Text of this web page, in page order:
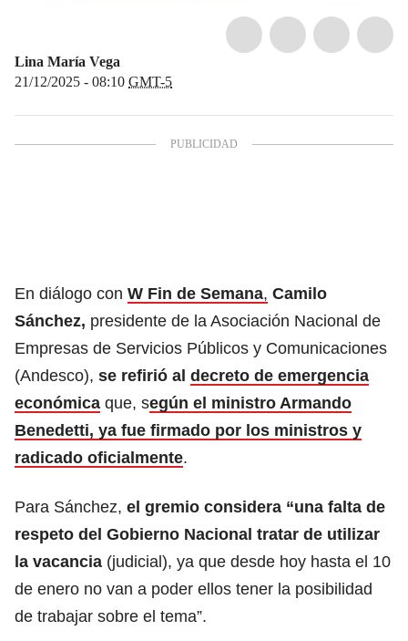
Lina María Vega
21/12/2025 - 08:10 GMT-5
En diálogo con W Fin de Semana, Camilo
Sánchez, presidente de la Asociación Nacional de
Empresas de Servicios Públicos y Comunicaciones
(Andesco), se refirió al decreto de emergencia
económica que, según el ministro Armando
Benedetti, ya fue firmado por los ministros y
radicado oficialmente.
Para Sánchez, el gremio considera “una falta de
respeto del Gobierno Nacional tratar de utilizar
la vacancia (judicial), ya que desde hoy hasta el 10
de enero no van a poder ellos tener la posibilidad
de trabajar sobre el tema”.